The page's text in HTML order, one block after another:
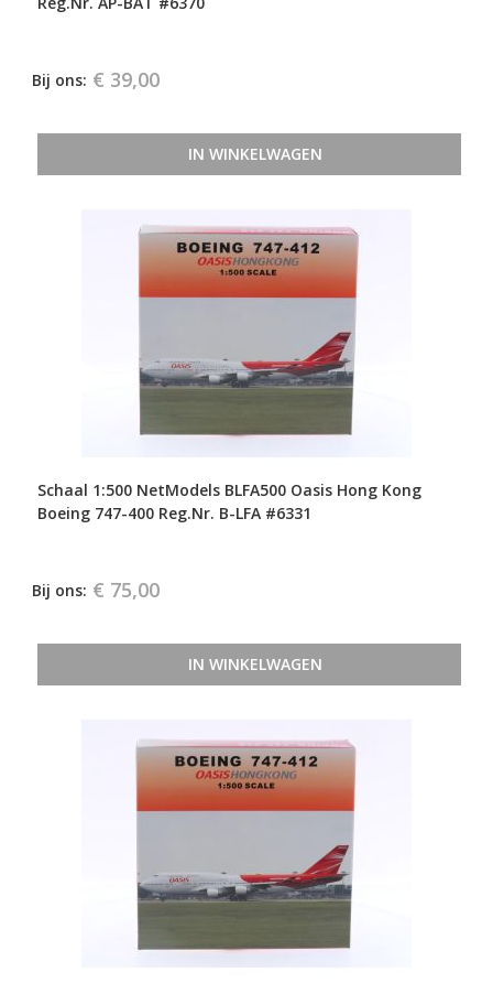
Bij ons: € 39,00
IN WINKELWAGEN
Schaal 1:500 NetModels BLFA500 Oasis Hong Kong
Boeing 747-400 Reg.Nr. B-LFA #6331
Bij ons: € 75,00
IN WINKELWAGEN